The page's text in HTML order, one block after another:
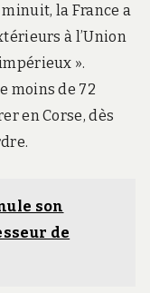
la France a
à l’Union
».
moins de 72
en Corse, dès
son
de